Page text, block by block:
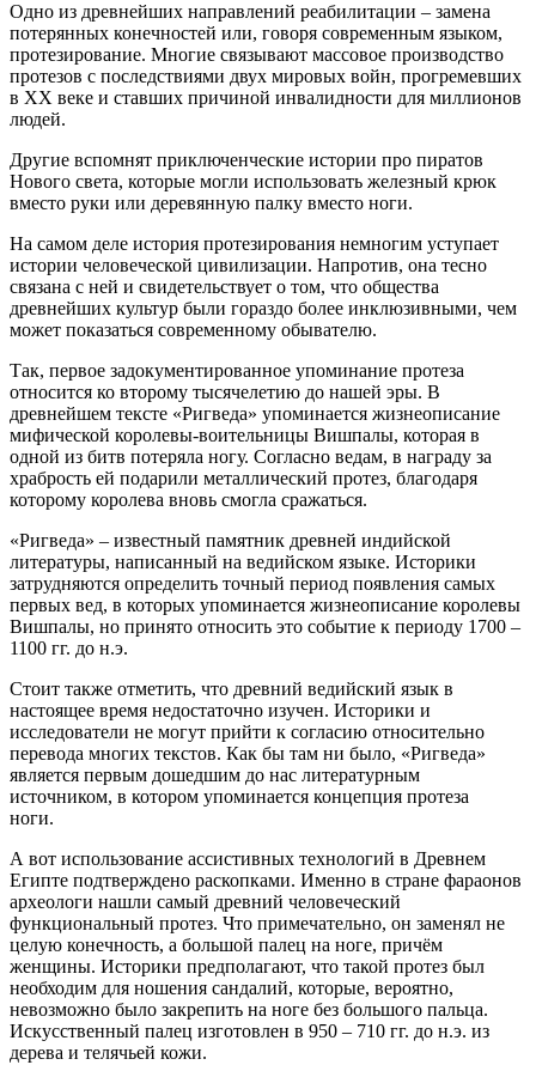
Одно из древнейших направлений реабилитации – замена
потерянных конечностей или, говоря современным языком,
протезирование. Многие связывают массовое производство
протезов с последствиями двух мировых войн, прогремевших
в XX веке и ставших причиной инвалидности для миллионов
людей.
Другие вспомнят приключенческие истории про пиратов
Нового света, которые могли использовать железный крюк
вместо руки или деревянную палку вместо ноги.
На самом деле история протезирования немногим уступает
истории человеческой цивилизации. Напротив, она тесно
связана с ней и свидетельствует о том, что общества
древнейших культур были гораздо более инклюзивными, чем
может показаться современному обывателю.
Так, первое задокументированное упоминание протеза
относится ко второму тысячелетию до нашей эры. В
древнейшем тексте «Ригведа» упоминается жизнеописание
мифической королевы-воительницы Вишпалы, которая в
одной из битв потеряла ногу. Согласно ведам, в награду за
храбрость ей подарили металлический протез, благодаря
которому королева вновь смогла сражаться.
«Ригведа» – известный памятник древней индийской
литературы, написанный на ведийском языке. Историки
затрудняются определить точный период появления самых
первых вед, в которых упоминается жизнеописание королевы
Вишпалы, но принято относить это событие к периоду 1700 –
1100 гг. до н.э.
Стоит также отметить, что древний ведийский язык в
настоящее время недостаточно изучен. Историки и
исследователи не могут прийти к согласию относительно
перевода многих текстов. Как бы там ни было, «Ригведа»
является первым дошедшим до нас литературным
источником, в котором упоминается концепция протеза
ноги.
А вот использование ассистивных технологий в Древнем
Египте подтверждено раскопками. Именно в стране фараонов
археологи нашли самый древний человеческий
функциональный протез. Что примечательно, он заменял не
целую конечность, а большой палец на ноге, причём
женщины. Историки предполагают, что такой протез был
необходим для ношения сандалий, которые, вероятно,
невозможно было закрепить на ноге без большого пальца.
Искусственный палец изготовлен в 950 – 710 гг. до н.э. из
дерева и телячьей кожи.